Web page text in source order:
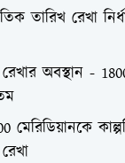
তারিখ রেখা
অবস্থান -
মেরিডিয়ানকে